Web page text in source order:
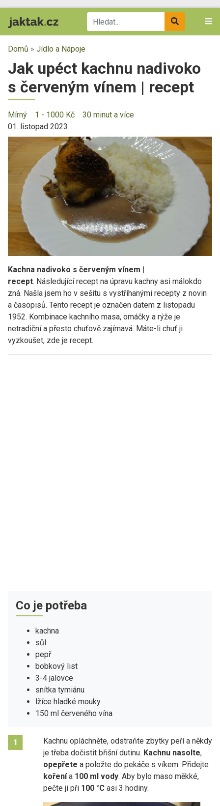
Domů » Jídlo a Nápoje
Jak upéct kachnu nadivoko
s červeným vínem | recept
Mírný 1 - 1000 Kč
30 minut a více
01. listopad 2023
Kachna nadivoko s červeným vínem |
recept. Následující recept na úpravu kachny asi málokdo
zná. Našla jsem ho v sešitu s vystříhanými recepty z novin
a časopisů. Tento recept je označen datem z listopadu
1952. Kombinace kachního masa, omáčky a rýže je
netradiční a přesto chuťově zajímavá. Máte-li chuť ji
vyzkoušet, zde je recept.
Co je potřeba
kachna
sůl
pepř
bobkový list
3-4 jalovce
snítka tymiánu
lžíce hladké mouky
150 ml červeného vína
1
Kachnu opláchněte, odstraňte zbytky peří a někdy
je třeba dočistit břišní dutinu. Kachnu nasolte,
opepřete a položte do pekáče s víkem. Přidejte
kořenía 100 ml vody. Aby bylo maso měkké,
pečte ji při 100 °C asi 3 hodiny.